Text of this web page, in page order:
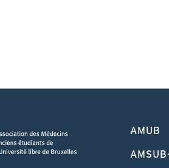
PIED
PAGE
AMUB